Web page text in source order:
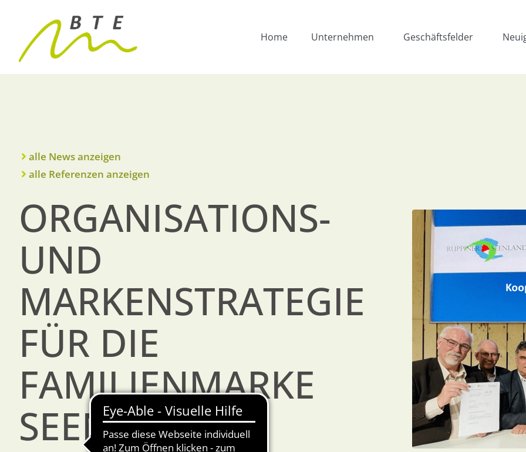
Home Unternehmen Geschäftsfelder
alle News anzeigen
alle Referenzen anzeigen
ORGANISATIONS-
UND
MARKENSTRATEGIE
FÜR DIE
FAMILIENMARKE
SEENPLATTE